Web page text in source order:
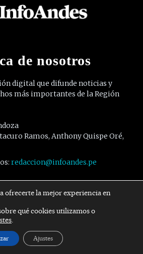
de nosotros
digital que difunde noticias y
más importantes de la Región
Ramos, Anthony Quispe Oré,
redaccion@infoandes.pe
Síguenos
Twitter Youtube
ofrecerte la mejor experiencia en
qué cookies utilizamos o
.
Ajustes